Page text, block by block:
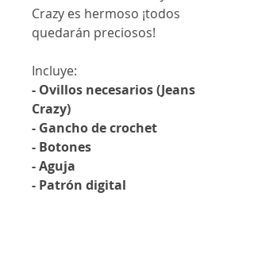
Crazy es hermoso ¡todos
quedarán preciosos!
Incluye:
- Ovillos necesarios (Jeans
Crazy)
- Gancho de crochet
- Botones
- Aguja
- Patrón digital